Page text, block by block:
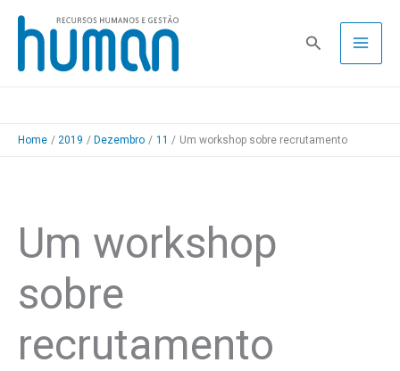
Skip
content
Pesquisa
Home 2019 Dezembro 11 Um workshop sobre recrutamento
Um workshop
sobre
recrutamento